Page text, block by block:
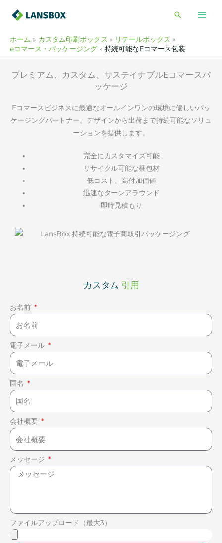
検
ホーム カスタム印刷ボックス
リテールボックス
eコマース・パッケージング
持続可能なEコマース包装
プレミアム、カスタム、サステイナブルEコマースパ
ッケージ
Eコマースビジネスに最適なオールインワンの環境に優しいパッ
ケージングパートナー。デザインから出荷まで持続可能なソリュ
ーションを提供します。
完全にカスタマイズ可能
リサイクル可能な梱包材
低コスト、高付加価値
迅速なターンアラウンド
即時見積もり
カスタム 引用
お名前
電子メール
国名
会社概要
メッセージ
ファイルアップロード（最大3）